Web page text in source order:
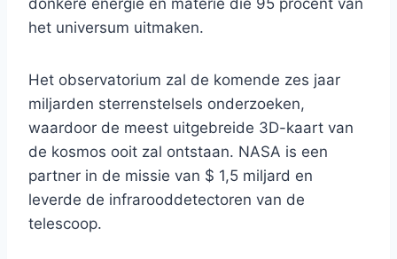
donkere energie en materie die 95 procent van
het universum uitmaken.
Het observatorium zal de komende zes jaar
miljarden sterrenstelsels onderzoeken,
waardoor de meest uitgebreide 3D-kaart van
de kosmos ooit zal ontstaan. NASA is een
partner in de missie van $ 1,5 miljard en
leverde de infrarooddetectoren van de
telescoop.